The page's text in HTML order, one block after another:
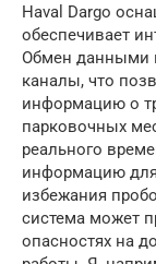
Haval Dargo
обеспечивает
Обмен данными
каналы, что
информацию о
парковочных
реального
информацию
избежания
система может
опасностях на